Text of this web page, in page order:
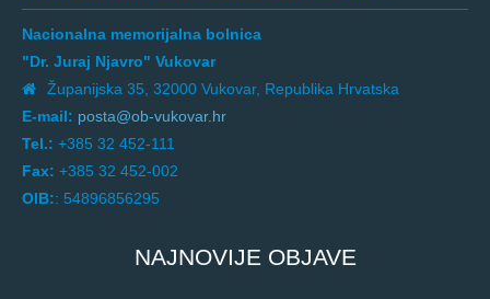
Nacionalna memorijalna bolnica
"Dr. Juraj Njavro" Vukovar
Županijska 35, 32000 Vukovar, Republika Hrvatska
E-mail: posta@ob-vukovar.hr
Tel.: +385 32 452-111
Fax: +385 32 452-002
OIB:: 54896856295
NAJNOVIJE OBJAVE